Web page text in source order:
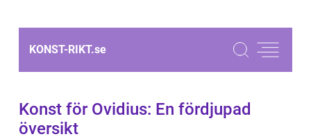
KONST-RIKT.se
Konst för Ovidius: En fördjupad
översikt